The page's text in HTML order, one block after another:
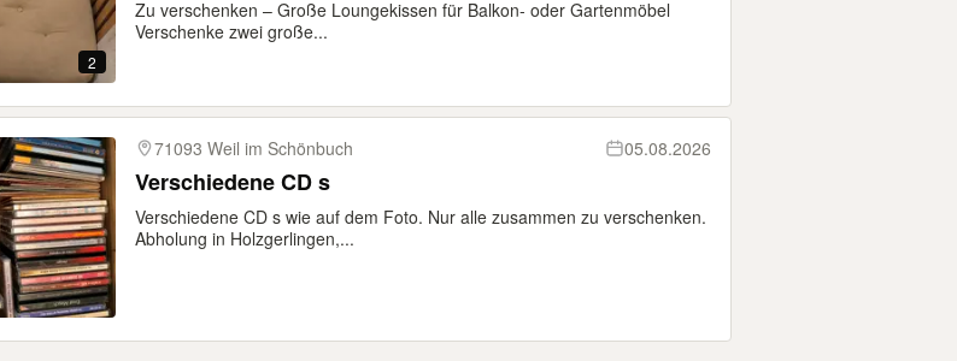
2
Zu verschenken – Große Loungekissen für Balkon- oder Gartenmöbel
Verschenke zwei große...
71093 Weil im Schönbuch 05.08.2026
Verschiedene CD s
Verschiedene CD s wie auf dem Foto. Nur alle zusammen zu verschenken.
Abholung in Holzgerlingen,...